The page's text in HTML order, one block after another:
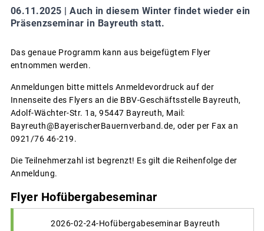
06.11.2025 | Auch in diesem Winter findet wieder ein
Präsenzseminar in Bayreuth statt.
Das genaue Programm kann aus beigefügtem Flyer
entnommen werden.
Anmeldungen bitte mittels Anmeldevordruck auf der
Innenseite des Flyers an die BBV-Geschäftsstelle Bayreuth,
Adolf-Wächter-Str. 1a, 95447 Bayreuth, Mail:
Bayreuth@BayerischerBauernverband.de, oder per Fax an
0921/76 46-219.
Die Teilnehmerzahl ist begrenzt! Es gilt die Reihenfolge der
Anmeldung.
Flyer Hofübergabeseminar
2026-02-24-Hofübergabeseminar Bayreuth